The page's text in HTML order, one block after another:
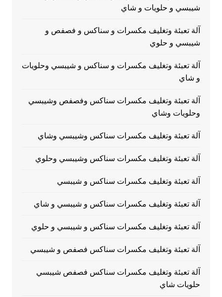
شيبسي و حلويات و شاي
آلة تعبئة وتغليف مكسرات و سناكس و فصفص و
شيبسي و حلوي
آلة تعبئة وتغليف مكسرات و سناكس و شيبسي وحلويات
و شاي
آلة تعبئة وتغليف مكسرات سناكس وفصفص وشيبسي
وحلويات وشاي
آلة تعبئة وتغليف مكسرات سناكس وشيبسي وشاي
آلة تعبئة وتغليف مكسرات سناكس وشيبسي وحلوي
آلة تعبئة وتغليف مكسرات سناكس و شيبسي
آلة تعبئة وتغليف مكسرات سناكس و شيبسي و شاي
آلة تعبئة وتغليف مكسرات سناكس و شيبسي و حلوي
آلة تعبئة وتغليف مكسرات سناكس فصفص و شيبسي
آلة تعبئة وتغليف مكسرات سناكس فصفص شيبسي
حلويات شاي